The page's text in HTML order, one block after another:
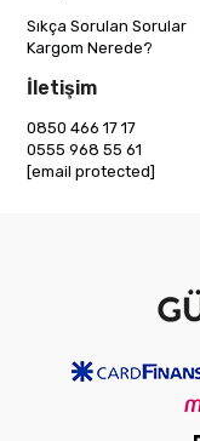
Sıkça Sorulan Sorular
Kargom Nerede?
İletişim
0850 466 17 17
0555 968 55 61
[email protected]